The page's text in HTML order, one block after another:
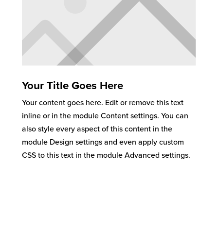
Your Title Goes Here
Your content goes here. Edit or remove this text
inline or in the module Content settings. You can
also style every aspect of this content in the
module Design settings and even apply custom
CSS to this text in the module Advanced settings.